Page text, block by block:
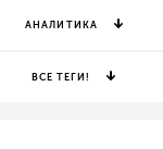
АНАЛИТИКА
ВСЕ ТЕГИ!